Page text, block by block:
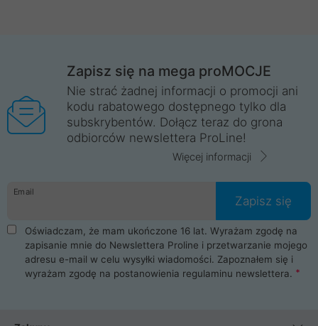
Zapisz się na mega proMOCJE
Nie strać żadnej informacji o promocji ani
kodu rabatowego dostępnego tylko dla
subskrybentów. Dołącz teraz do grona
odbiorców newslettera ProLine!
Więcej informacji
Email
Zapisz się
Oświadczam, że mam ukończone 16 lat. Wyrażam zgodę na
zapisanie mnie do Newslettera Proline i przetwarzanie mojego
adresu e-mail w celu wysyłki wiadomości. Zapoznałem się i
wyrażam zgodę na postanowienia regulaminu newslettera.